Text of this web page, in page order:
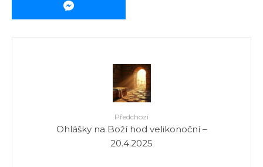
Předchozí
Ohlášky na Boží hod velikonoční –
20.4.2025